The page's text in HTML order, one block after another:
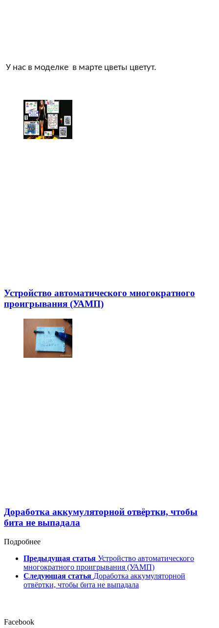
У нас в моделке в марте цветы цветут.
Устройство автоматического многократного
проигрывания (УАМП)
Доработка аккумуляторной отвёртки, чтобы
бита не выпадала
Подробнее
Предыдущая статья Устройство автоматического
многократного проигрывания (УАМП)
Следующая статья Доработка аккумуляторной
отвёртки, чтобы бита не выпадала
Facebook